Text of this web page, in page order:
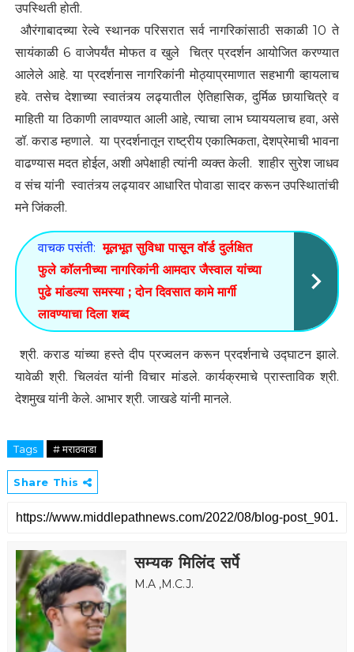
उपस्थिती होती.
औरंगाबादच्या रेल्वे स्थानक परिसरात सर्व नागरिकांसाठी सकाळी 10 ते
सायंकाळी 6 वाजेपर्यंत मोफत व खुले चित्र प्रदर्शन आयोजित करण्यात
आलेले आहे. या प्रदर्शनास नागरिकांनी मोठ्याप्रमाणात सहभागी व्हायलाच
हवे. तसेच देशाच्या स्वातंत्र्य लढ्यातील ऐतिहासिक, दुर्मिळ छायाचित्रे व
माहिती या ठिकाणी लावण्यात आली आहे, त्याचा लाभ घ्याययलाच हवा, असे
डॉ. कराड म्हणाले. या प्रदर्शनातून राष्ट्रीय एकात्मिकता, देशप्रेमाची भावना
वाढण्यास मदत होईल, अशी अपेक्षाही त्यांनी व्यक्त केली. शाहीर सुरेश जाधव
व संच यांनी स्वातंत्र्य लढ्यावर आधारित पोवाडा सादर करून उपस्थिातांची
मने जिंकली.
वाचक पसंती: मूलभूत सुविधा पासून वॉर्ड दुर्लक्षित
फुले कॉलनीच्या नागरिकांनी आमदार जैस्वाल यांच्या
पुढे मांडल्या समस्या ; दोन दिवसात कामे मार्गी
लावण्याचा दिला शब्द
श्री. कराड यांच्या हस्ते दीप प्रज्वलन करून प्रदर्शनाचे उद्घाटन झाले.
यावेळी श्री. चिलवंत यांनी विचार मांडले. कार्यक्रमाचे प्रास्ताविक श्री.
देशमुख यांनी केले. आभार श्री. जाखडे यांनी मानले.
Tags # मराठवाडा
Share This
सम्यक मिलिंद सर्पे
M.A ,M.C.J.